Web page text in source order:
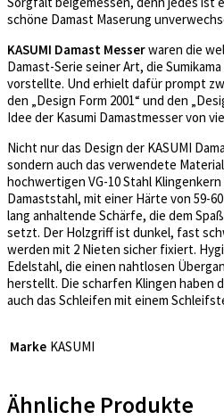
schöne Damast Maserung
KASUMI Damast Messerwaren die
Damast-Serie seiner Art, die Sumikama
vorstellte. Und erhielt dafür prompt
den „Design Form 2001“ und den
Idee der Kasumi Damastmesser von
Nicht nur das Design der KASUMI
sondern auch das verwendete
hochwertigen VG-10 Stahl
Damaststahl, mit einer Härte von 59-
lang anhaltende Schärfe, die dem
setzt. Der Holzgriff ist dunkel, fast
werden mit 2 Nieten sicher fixiert.
Edelstahl, die einen nahtlosen
herstellt. Die scharfen Klingen haben
auch das Schleifen mit einem
Marke KASUMI
Ähnliche Produkte